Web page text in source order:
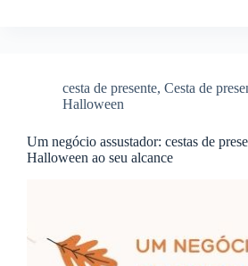
cesta de presente, Cesta de
Halloween
Um negócio assustador: cestas de
Halloween ao seu alcance